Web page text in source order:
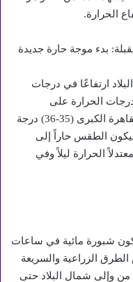
الحرارة.
بدء موجة حارة جديدة
ارتفاعًا في درجات
لتكون درجات الحرارة على
السواحل الشمالية (29) درجة مئوية، والقاهرة الكبرى (35-36) درجة
درجة مئوية. سيكون الطقس حاراً إلى
الحرارة ليلاً وفي
شبورة مائية في ساعات
على بعض الطرق الزراعية والسريعة
من وإلى شمال البلاد حتى